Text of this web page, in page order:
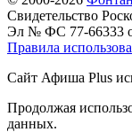
Свидетельство
Эл № ФС 77-66333
Правила
Сайт Афиша Plus
Продолжая
данных.